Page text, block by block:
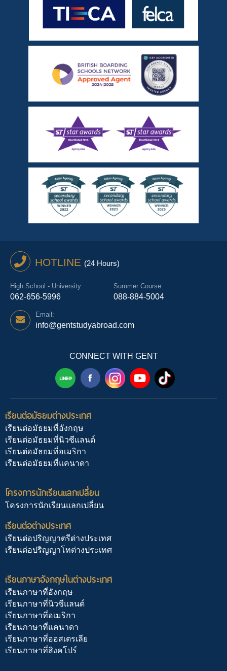
HOTLINE (24 Hours)
High School - University:
062-656-5996
Summer Course:
088-884-5004
Email:
info@gentstudyabroad.com
CONNECT WITH GENT
เรียนต่อมัธยมต่างประเทศ
เรียนต่อมัธยมที่อังกฤษ
เรียนต่อมัธยมที่นิวซีแลนด์
เรียนต่อมัธยมที่อเมริกา
เรียนต่อมัธยมที่แคนาดา
โครงการนักเรียนแลกเปลี่ยน
โครงการนักเรียนแลกเปลี่ยน
เรียนต่อต่างประเทศ
เรียนต่อปริญญาตรีต่างประเทศ
เรียนต่อปริญญาโทต่างประเทศ
เรียนภาษาอังกฤษในต่างประเทศ
เรียนภาษาที่อังกฤษ
เรียนภาษาที่นิวซีแลนด์
เรียนภาษาที่อเมริกา
เรียนภาษาที่แคนาดา
เรียนภาษาที่ออสเตรเลีย
เรียนภาษาที่สิงคโปร์